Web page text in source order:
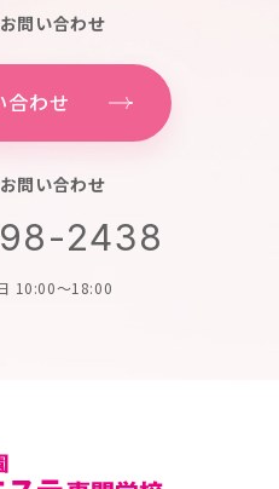
問い合わせ
合わせ
問い合わせ
2438
10:00～18:00